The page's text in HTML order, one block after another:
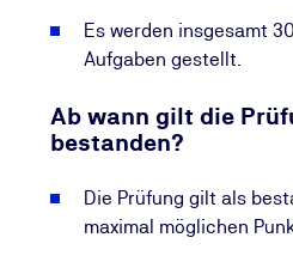
Es werden insgesamt
Aufgaben gestellt.
Ab wann gilt die
bestanden?
Die Prüfung gilt als
maximal möglichen